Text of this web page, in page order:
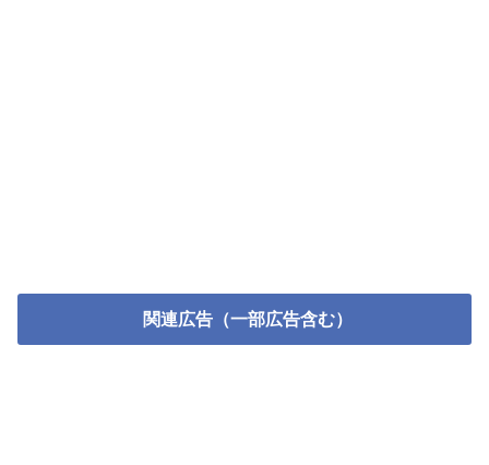
関連広告（一部広告含む）